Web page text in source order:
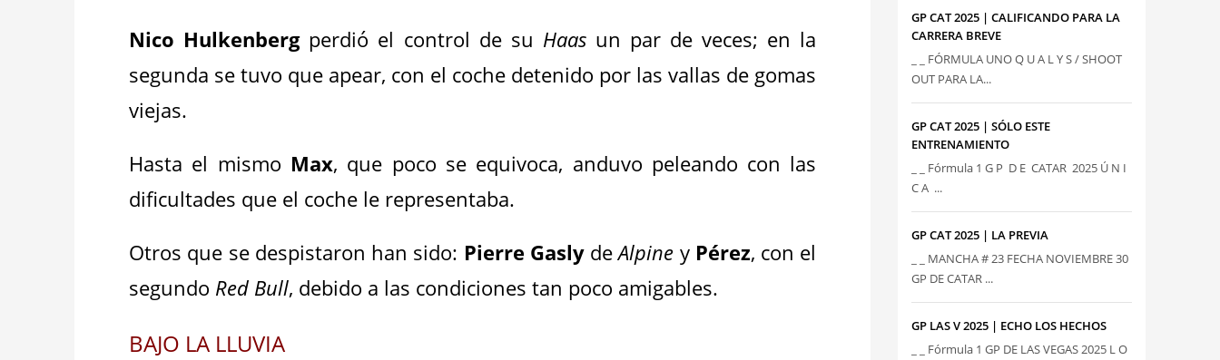
Nico Hulkenbergperdió el control de su Haasun par de veces; en la
segunda se tuvo que apear, con el coche detenido por las vallas de gomas
viejas.
Hasta el mismo Max, que poco se equivoca, anduvo peleando con las
dificultades que el coche le representaba.
Otros que se despistaron han sido: Pierre GaslydeAlpine y Pérez, con el
segundo Red Bull, debido a las condiciones tan poco amigables.
BAJO LA LLUVIA
GP CAT 2025 | CALIFICANDO PARA LA
CARRERA BREVE
_ _ FÓRMULA UNO Q U A L Y S / SHOOT
OUT PARA LA...
GP CAT 2025 | SÓLO ESTE
ENTRENAMIENTO
_ _ Fórmula 1 G P D E CATAR 2025 Ú N I
C A ...
GP CAT 2025 | LA PREVIA
_ _ MANCHA # 23 FECHA NOVIEMBRE 30
GP DE CATAR ...
GP LAS V 2025 | ECHO LOS HECHOS
_ _ Fórmula 1 GP DE LAS VEGAS 2025 L O